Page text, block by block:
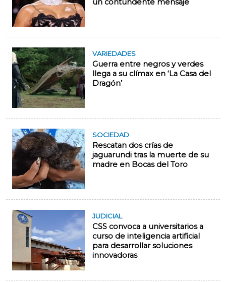
un contundente mensaje
VARIEDADES
Guerra entre negros y verdes
llega a su clímax en ‘La Casa del
Dragón’
SOCIEDAD
Rescatan dos crías de
jaguarundi tras la muerte de su
madre en Bocas del Toro
JUDICIAL
CSS convoca a universitarios a
curso de inteligencia artificial
para desarrollar soluciones
innovadoras